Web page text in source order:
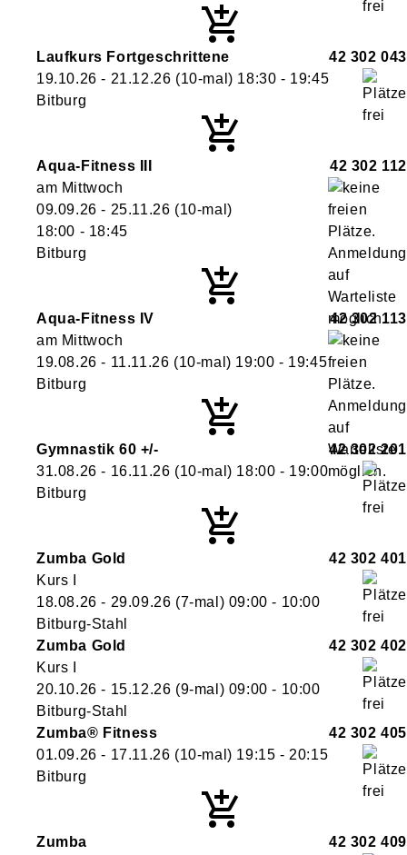
Laufkurs Fortgeschrittene
42 302 043
19.10.26 - 21.12.26 (10-mal) 18:30 - 19:45
Bitburg
Aqua-Fitness III
42 302 112
am Mittwoch
09.09.26 - 25.11.26 (10-mal)
18:00 - 18:45
Bitburg
Aqua-Fitness IV
42 302 113
am Mittwoch
19.08.26 - 11.11.26 (10-mal) 19:00 - 19:45
Bitburg
Gymnastik 60 +/-
42 302 201
31.08.26 - 16.11.26 (10-mal) 18:00 - 19:00
Bitburg
Zumba Gold
42 302 401
Kurs I
18.08.26 - 29.09.26 (7-mal) 09:00 - 10:00
Bitburg-Stahl
Zumba Gold
42 302 402
Kurs I
20.10.26 - 15.12.26 (9-mal) 09:00 - 10:00
Bitburg-Stahl
Zumba® Fitness
42 302 405
01.09.26 - 17.11.26 (10-mal) 19:15 - 20:15
Bitburg
Zumba
42 302 409